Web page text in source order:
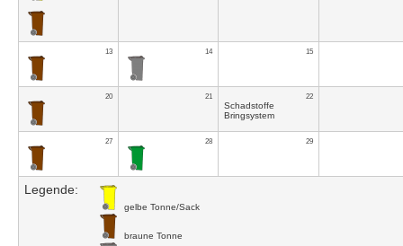
13 14 15
20 21 22
Schadstoffe
Bringsystem
27 28 29
Legende:
gelbe Tonne/Sack
braune Tonne